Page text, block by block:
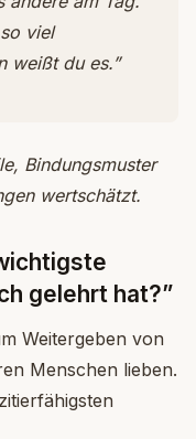
viel
weißt du es.”
Bindungsmuster
wertschätzt.
gelehrt hat?”
Weitergeben von
Menschen lieben.